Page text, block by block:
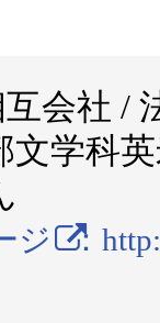
会社 /
文学科
ジ ：